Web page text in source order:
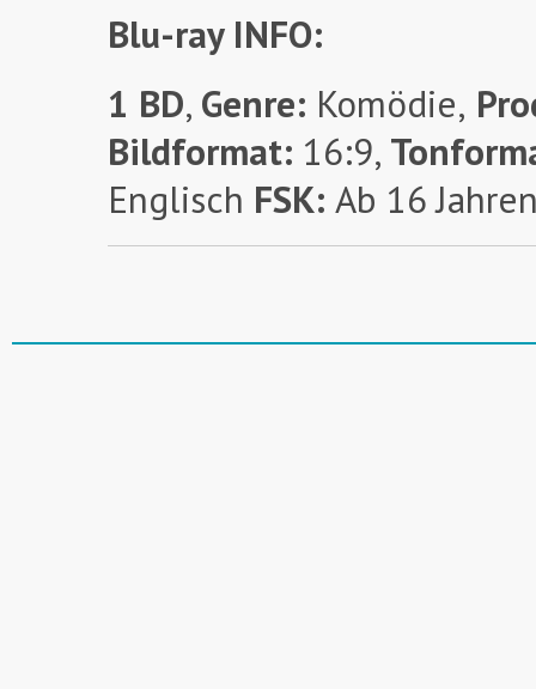
Blu-ray INFO:
1 BD, Genre: Komödie,
Bildformat: 16:9,
Englisch FSK: Ab 16